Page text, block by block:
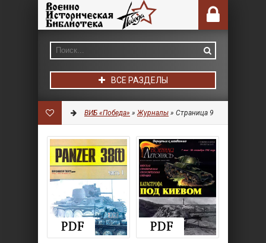
ВСЕ РАЗДЕЛЫ
ВИБ «Победа» »Журналы » Страница 9